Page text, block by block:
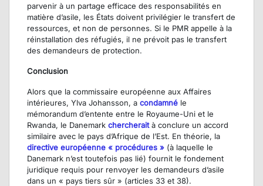
parvenir à un partage efficace des responsabilités en
matière d’asile, les États doivent privilégier le transfert de
ressources, et non de personnes. Si le PMR appelle à la
réinstallation des réfugiés, il ne prévoit pas le transfert
des demandeurs de protection.
Conclusion
Alors que la commissaire européenne aux Affaires
intérieures, Ylva Johansson, a condamné le
mémorandum d’entente entre le Royaume-Uni et le
Rwanda, le Danemark chercheraità conclure un accord
similaire avec le pays d’Afrique de l’Est. En théorie, la
directive européenne « procédures » (à laquelle le
Danemark n’est toutefois pas lié) fournit le fondement
juridique requis pour renvoyer les demandeurs d’asile
dans un « pays tiers sûr » (articles 33 et 38).